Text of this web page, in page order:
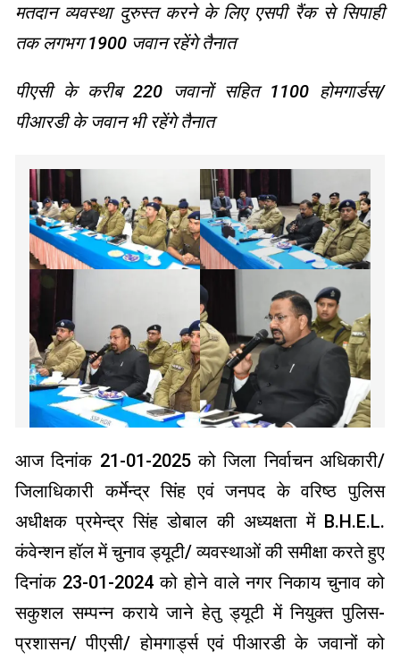
मतदान व्यवस्था दुरुस्त करने के लिए एसपी रैंक से सिपाही
तक लगभग 1900 जवान रहेंगे तैनात
पीएसी के करीब 220 जवानों सहित 1100 होमगार्डस/
पीआरडी के जवान भी रहेंगे तैनात
आज दिनांक 21-01-2025 को जिला निर्वाचन अधिकारी/
जिलाधिकारी कर्मेन्द्र सिंह एवं जनपद के वरिष्ठ पुलिस
अधीक्षक प्रमेन्द्र सिंह डोबाल की अध्यक्षता में B.H.E.L.
कंवेन्शन हॉल में चुनाव ड्यूटी/ व्यवस्थाओं की समीक्षा करते हुए
दिनांक 23-01-2024 को होने वाले नगर निकाय चुनाव को
सकुशल सम्पन्न कराये जाने हेतु ड्यूटी में नियुक्त पुलिस-
प्रशासन/ पीएसी/ होमगार्ड्स एवं पीआरडी के जवानों को